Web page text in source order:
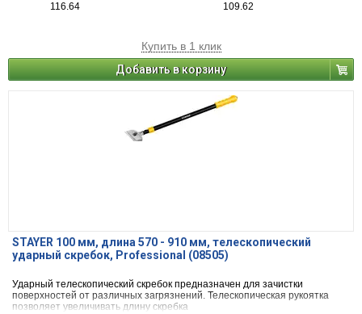
116.64 109.62
Купить в 1 клик
Добавить в корзину
STAYER 100 мм, длина 570 - 910 мм, телескопический
ударный скребок, Professional (08505)
Ударный телескопический скребок предназначен для зачистки
поверхностей от различных загрязнений. Телескопическая рукоятка
позволяет увеличивать длину скребка